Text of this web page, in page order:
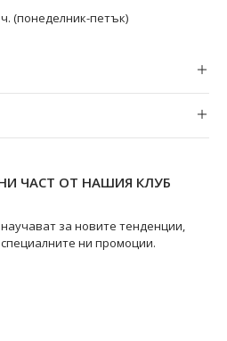
(понеделник-петък)
ЧАСТ ОТ НАШИЯ КЛУБ
за новите тенденции,
ни промоции.